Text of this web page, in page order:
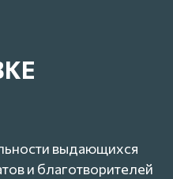
выдающихся
и благотворителей